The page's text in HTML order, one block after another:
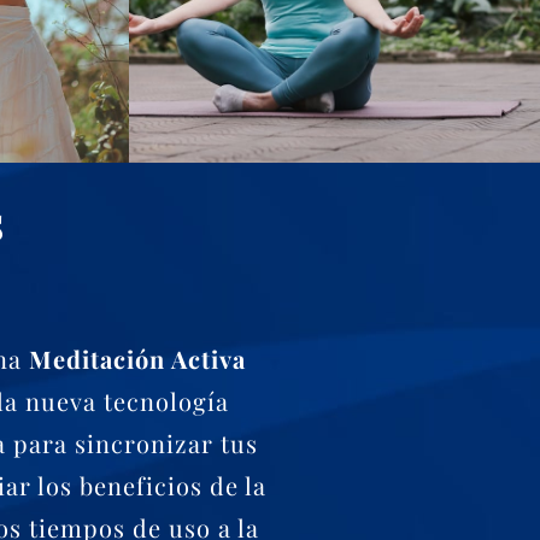
Meditación Activa
nueva tecnología
para sincronizar tus
los beneficios de la
tiempos de uso a la